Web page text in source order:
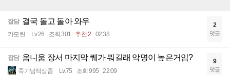
잡담 결국 돌고 돌아 와우
카모린 Lv.26 조회 301 추천 2 02:38
2
댓글
잡담 옴니움 장서 마지막 퀘가 뭐길래 악명이 높은거임?
죽기님떡상좀 Lv.75 조회 995 22:09
9
댓글